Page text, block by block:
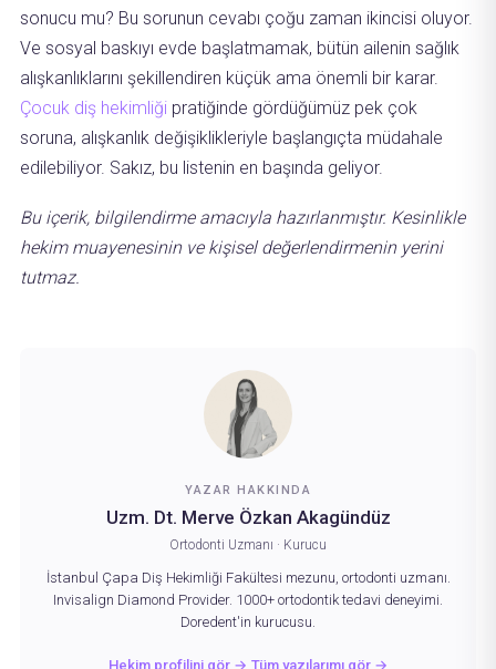
sonucu mu? Bu sorunun cevabı çoğu zaman ikincisi oluyor.
Ve sosyal baskıyı evde başlatmamak, bütün ailenin sağlık
alışkanlıklarını şekillendiren küçük ama önemli bir karar.
Çocuk diş hekimliği pratiğinde gördüğümüz pek çok
soruna, alışkanlık değişiklikleriyle başlangıçta müdahale
edilebiliyor. Sakız, bu listenin en başında geliyor.
Bu içerik, bilgilendirme amacıyla hazırlanmıştır. Kesinlikle
hekim muayenesinin ve kişisel değerlendirmenin yerini
tutmaz.
YAZAR HAKKINDA
Uzm. Dt. Merve Özkan Akagündüz
Ortodonti Uzmanı · Kurucu
İstanbul Çapa Diş Hekimliği Fakültesi mezunu, ortodonti uzmanı.
Invisalign Diamond Provider. 1000+ ortodontik tedavi deneyimi.
Doredent'in kurucusu.
Hekim profilini gör → Tüm yazılarımı gör →